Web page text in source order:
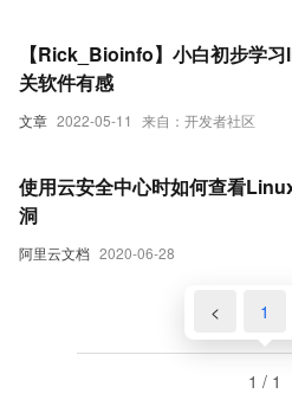
文章 2022-05-11 来自：开发者社区
【Rick_Bioinfo】小白初步学
关软件有感
阿里云文档 2020-06-28
使用云安全中心时如何查看
洞
< 1
1 / 1